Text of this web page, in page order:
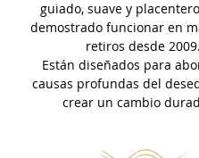
guiado, suave y
demostrado funcionar en
retiros desde 2009.
Están diseñados para
causas profundas del
crear un cambio